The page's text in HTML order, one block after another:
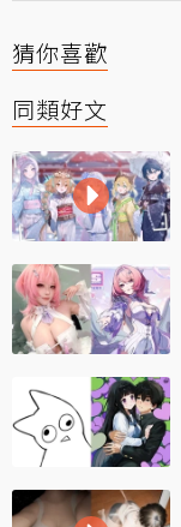
猜你喜歡
同類好文